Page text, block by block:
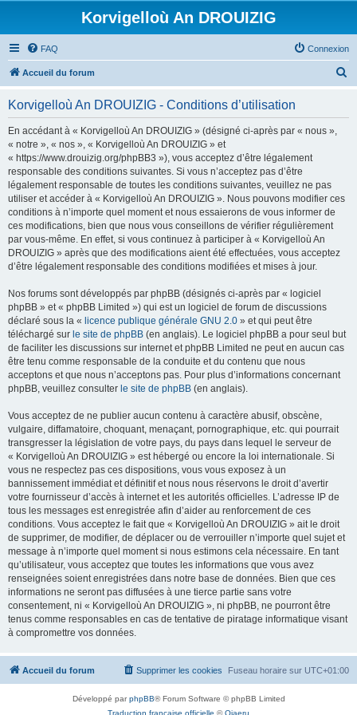
Korvigelloù An DROUIZIG
FAQ Connexion
Accueil du forum
Korvigelloù An DROUIZIG - Conditions d’utilisation
En accédant à « Korvigelloù An DROUIZIG » (désigné ci-après par « nous »,
« notre », « nos », « Korvigelloù An DROUIZIG » et
« https://www.drouizig.org/phpBB3 »), vous acceptez d’être légalement
responsable des conditions suivantes. Si vous n’acceptez pas d’être
légalement responsable de toutes les conditions suivantes, veuillez ne pas
utiliser et accéder à « Korvigelloù An DROUIZIG ». Nous pouvons modifier ces
conditions à n’importe quel moment et nous essaierons de vous informer de
ces modifications, bien que nous vous conseillons de vérifier régulièrement
par vous-même. En effet, si vous continuez à participer à « Korvigelloù An
DROUIZIG » après que des modifications aient été effectuées, vous acceptez
d’être légalement responsable des conditions modifiées et mises à jour.
Nos forums sont développés par phpBB (désignés ci-après par « logiciel
phpBB » et « phpBB Limited ») qui est un logiciel de forum de discussions
déclaré sous la « licence publique générale GNU 2.0 » et qui peut être
téléchargé sur le site de phpBB (en anglais). Le logiciel phpBB a pour seul but
de faciliter les discussions sur internet et phpBB Limited ne peut en aucun cas
être tenu comme responsable de la conduite et du contenu que nous
acceptons et que nous n’acceptons pas. Pour plus d’informations concernant
phpBB, veuillez consulter le site de phpBB (en anglais).
Vous acceptez de ne publier aucun contenu à caractère abusif, obscène,
vulgaire, diffamatoire, choquant, menaçant, pornographique, etc. qui pourrait
transgresser la législation de votre pays, du pays dans lequel le serveur de
« Korvigelloù An DROUIZIG » est hébergé ou encore la loi internationale. Si
vous ne respectez pas ces dispositions, vous vous exposez à un
bannissement immédiat et définitif et nous nous réservons le droit d’avertir
votre fournisseur d’accès à internet et les autorités officielles. L’adresse IP de
tous les messages est enregistrée afin d’aider au renforcement de ces
conditions. Vous acceptez le fait que « Korvigelloù An DROUIZIG » ait le droit
de supprimer, de modifier, de déplacer ou de verrouiller n’importe quel sujet et
message à n’importe quel moment si nous estimons cela nécessaire. En tant
qu’utilisateur, vous acceptez que toutes les informations que vous avez
renseignées soient enregistrées dans notre base de données. Bien que ces
informations ne seront pas diffusées à une tierce partie sans votre
consentement, ni « Korvigelloù An DROUIZIG », ni phpBB, ne pourront être
tenus comme responsables en cas de tentative de piratage informatique visant
à compromettre vos données.
Accueil du forum Fuseau horaire sur UTC+01:00
Supprimer les cookies
Développé parphpBB® Forum Software © phpBB Limited
Traduction française officielle ©Qiaeru